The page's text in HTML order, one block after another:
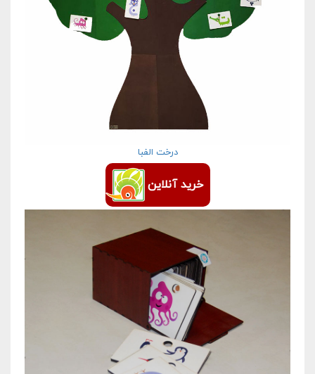
درخت الفبا
خرید آنلاین